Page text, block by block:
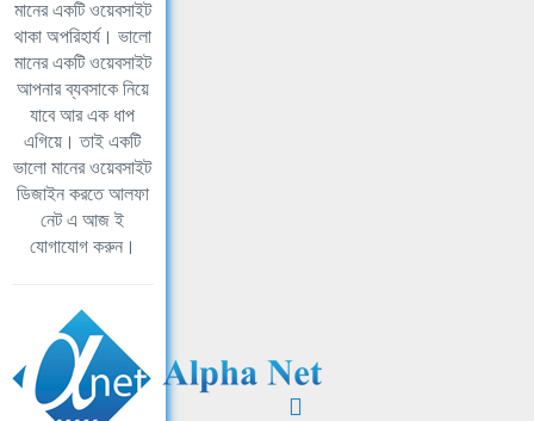
মানের একটি ওয়েবসাইট
থাকা অপরিহার্য। ভালো
মানের একটি ওয়েবসাইট
আপনার ব্যবসাকে নিয়ে
যাবে আর এক ধাপ
এগিয়ে। তাই একটি
ভালো মানের ওয়েবসাইট
ডিজাইন করতে আলফা
নেট এ আজ ই
যোগাযোগ করুন।